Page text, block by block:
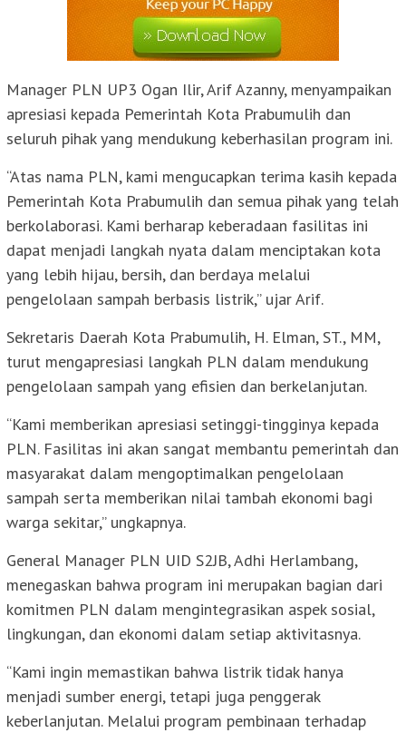
Manager PLN UP3 Ogan Ilir, Arif Azanny, menyampaikan
apresiasi kepada Pemerintah Kota Prabumulih dan
seluruh pihak yang mendukung keberhasilan program ini.
“Atas nama PLN, kami mengucapkan terima kasih kepada
Pemerintah Kota Prabumulih dan semua pihak yang telah
berkolaborasi. Kami berharap keberadaan fasilitas ini
dapat menjadi langkah nyata dalam menciptakan kota
yang lebih hijau, bersih, dan berdaya melalui
pengelolaan sampah berbasis listrik,” ujar Arif.
Sekretaris Daerah Kota Prabumulih, H. Elman, ST., MM,
turut mengapresiasi langkah PLN dalam mendukung
pengelolaan sampah yang efisien dan berkelanjutan.
“Kami memberikan apresiasi setinggi-tingginya kepada
PLN. Fasilitas ini akan sangat membantu pemerintah dan
masyarakat dalam mengoptimalkan pengelolaan
sampah serta memberikan nilai tambah ekonomi bagi
warga sekitar,” ungkapnya.
General Manager PLN UID S2JB, Adhi Herlambang,
menegaskan bahwa program ini merupakan bagian dari
komitmen PLN dalam mengintegrasikan aspek sosial,
lingkungan, dan ekonomi dalam setiap aktivitasnya.
“Kami ingin memastikan bahwa listrik tidak hanya
menjadi sumber energi, tetapi juga penggerak
keberlanjutan. Melalui program pembinaan terhadap